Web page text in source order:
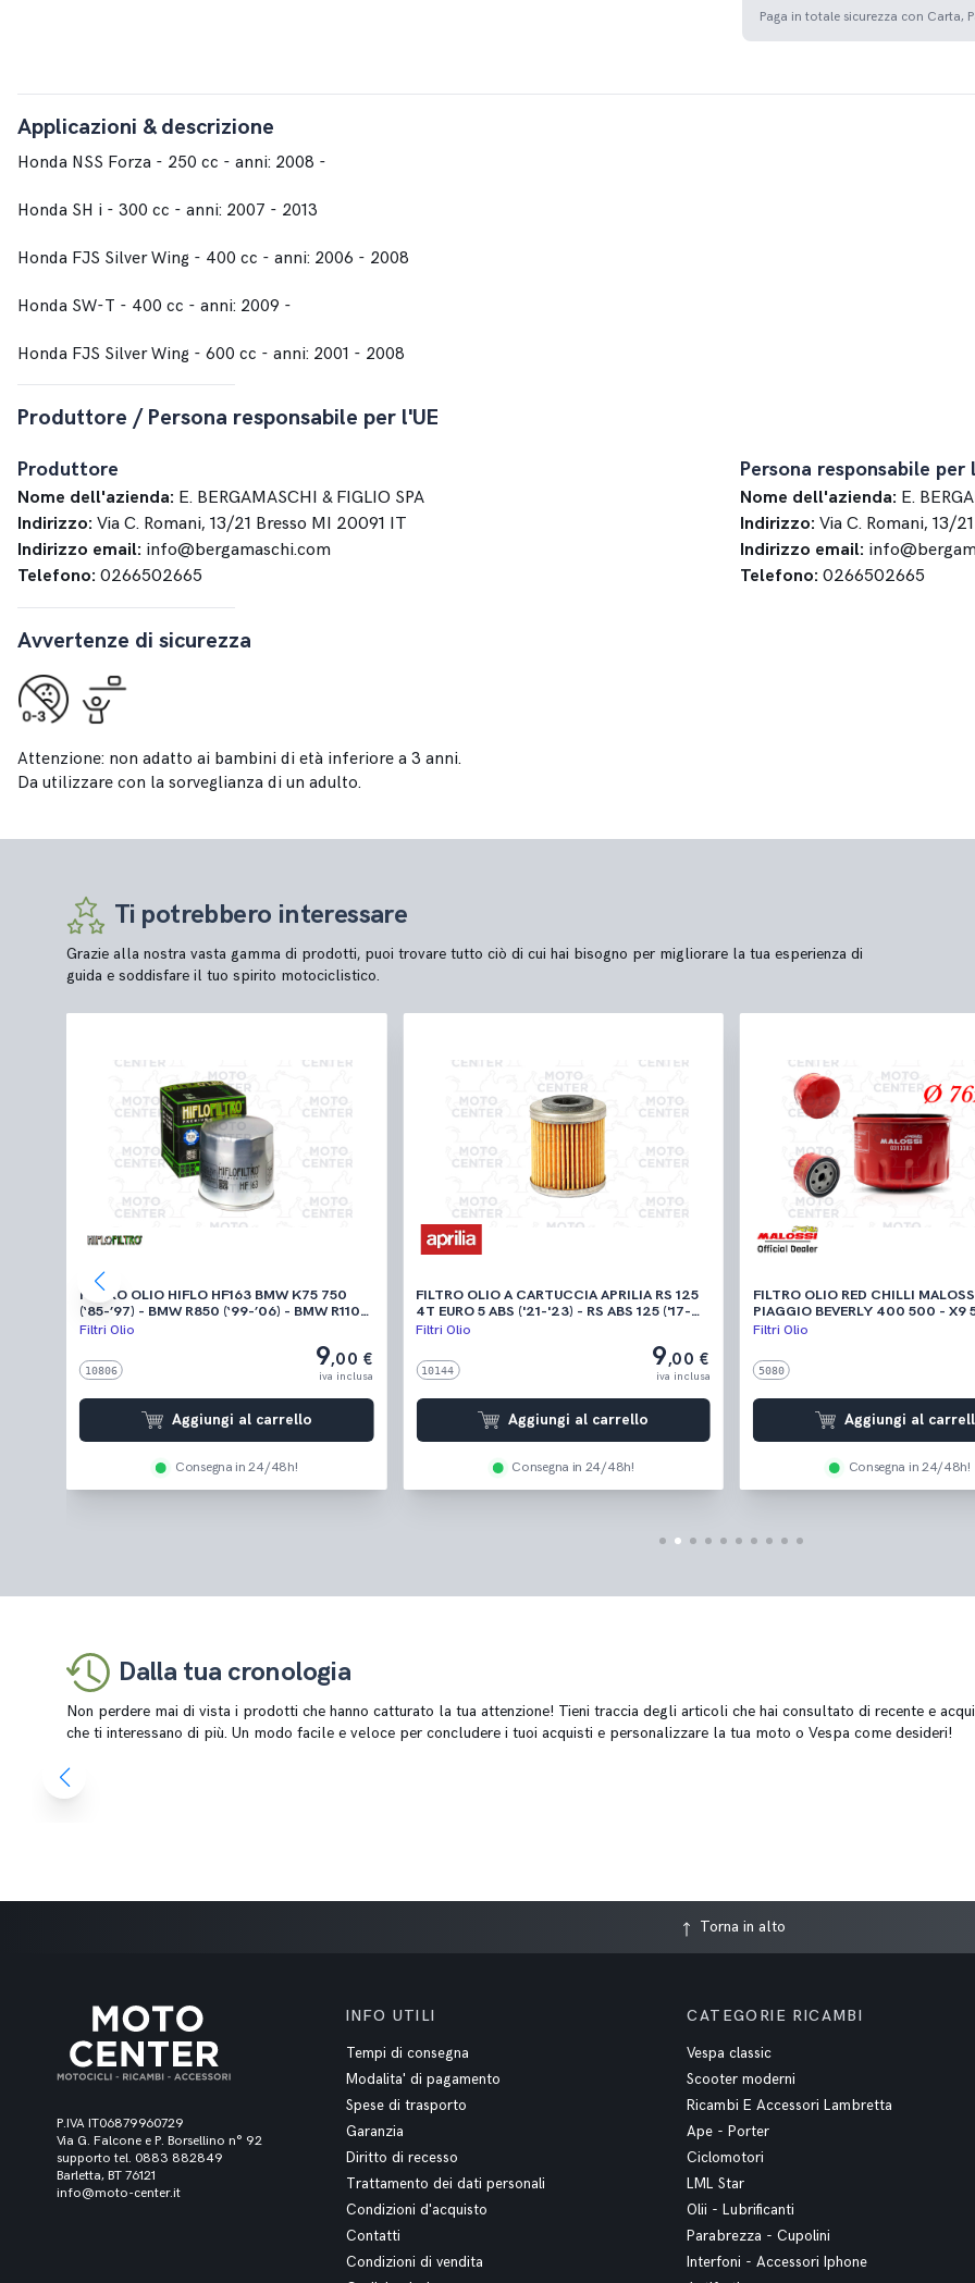
Paga in totale sicurezza con Carta,
Applicazioni & descrizione
Honda NSS Forza - 250 cc - anni: 2008 -
Honda SH i - 300 cc - anni: 2007 - 2013
Honda FJS Silver Wing - 400 cc - anni: 2006 - 2008
Honda SW-T - 400 cc - anni: 2009 -
Honda FJS Silver Wing - 600 cc - anni: 2001 - 2008
Produttore / Persona responsabile per l'UE
Produttore
Nome dell'azienda: E. BERGAMASCHI & FIGLIO SPA
Indirizzo: Via C. Romani, 13/21 Bresso MI 20091 IT
Indirizzo email: info@bergamaschi.com
Telefono: 0266502665
Persona responsabile per
Nome dell'azienda: E.
Indirizzo: Via C. Romani, 13/
Indirizzo email:
Telefono: 0266502665
Avvertenze di sicurezza
Attenzione: non adatto ai bambini di età inferiore a 3 anni.
Da utilizzare con la sorveglianza di un adulto.
Ti potrebbero interessare
Grazie alla nostra vasta gamma di prodotti, puoi trovare tutto ciò di cui hai bisogno per migliorare la tua esperienza di
guida e soddisfare il tuo spirito motociclistico.
FILTRO OLIO HIFLO HF163 BMW K75 750
(‘85-’97) - BMW R850 (‘99-’06) - BMW R1100
GS (‘93-’99) - BMW R1150 GS (‘99-’05) -
BMW K1200 (‘99-’08) - BMW R1200 C
(‘99-’05)
Filtri Olio
10806 9,00 €
iva inclusa
Aggiungi al carrello
Consegna in 24/48h!
FILTRO OLIO A CARTUCCIA APRILIA RS 125
4T EURO 5 ABS ('21-'23) - RS ABS 125 ('17-
'18) - RS GP REPLICA 4T EURO 5 ABS 125
('21-'22) - RS 125 REPLICA 4T EURO 4 ABS
('19) - RS 125 REPLICA ABS ('17-'18) - RS4 125
('11-'13)
Filtri Olio
10144 9,00 €
iva inclusa
Aggiungi al carrello
Consegna in 24/48h!
FILTRO OLIO RED CHILLI
PIAGGIO BEVERLY 400 500 - X9 500 - MP3
400 500
Filtri Olio
5080
Aggiungi al
Consegna in 24/48h!
Dalla tua cronologia
Non perdere mai di vista i prodotti che hanno catturato la tua attenzione! Tieni traccia degli articoli che hai consultato di recente e
che ti interessano di più. Un modo facile e veloce per concludere i tuoi acquisti e personalizzare la tua moto o Vespa come desideri!
Torna in alto
P.IVA IT06879960729
Via G. Falcone e P. Borsellino n° 92
supporto tel. 0883 882849
Barletta, BT 76121
info@moto-center.it
INFO UTILI
Tempi di consegna
Modalita' di pagamento
Spese di trasporto
Garanzia
Diritto di recesso
Trattamento dei dati personali
Condizioni d'acquisto
Contatti
Condizioni di vendita
CATEGORIE RICAMBI
Vespa classic
Scooter moderni
Ricambi E Accessori Lambretta
Ape - Porter
Ciclomotori
LML Star
Olii - Lubrificanti
Parabrezza - Cupolini
Interfoni - Accessori Iphone